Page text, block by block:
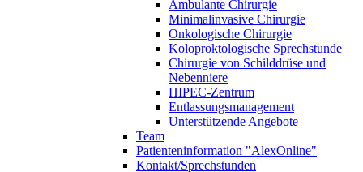
Ambulante Chirurgie
Minimalinvasive Chirurgie
Onkologische Chirurgie
Koloproktologische Sprechstunde
Chirurgie von Schilddrüse und
Nebenniere
HIPEC-Zentrum
Entlassungsmanagement
Unterstützende Angebote
Team
Patienteninformation "AlexOnline"
Kontakt/Sprechstunden